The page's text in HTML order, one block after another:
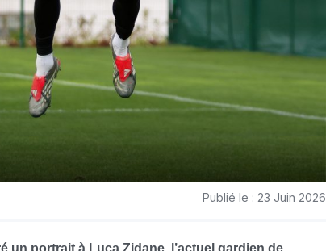
Publié le : 23 Juin 2026
un portrait à Luca Zidane, l’actuel gardien de